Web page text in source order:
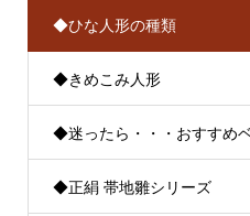
◆ひな人形の種類
◆きめこみ人形
◆迷ったら・・・おすすめ
◆正絹 帯地雛シリーズ